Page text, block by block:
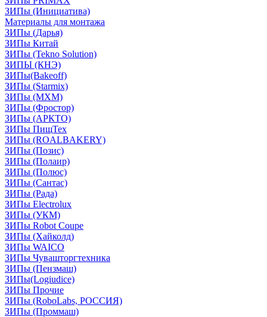
ЗИПы (Инициатива)
Материалы для монтажа
ЗИПы (Дарья)
ЗИПы Китай
ЗИПы (Tekno Solution)
ЗИПЫ (КНЭ)
ЗИПы(Bakeoff)
ЗИПы (Starmix)
ЗИПы (МХМ)
ЗИПы (Фростор)
ЗИПы (АРКТО)
ЗИПы ПищТех
ЗИПы (ROALBAKERY)
ЗИПы (Позис)
ЗИПы (Полаир)
ЗИПы (Полюс)
ЗИПы (Сантас)
ЗИПы (Рада)
ЗИПы Electrolux
ЗИПы (УКМ)
ЗИПы Robot Coupe
ЗИПы (Хайколд)
ЗИПы WAICO
ЗИПы Чувашторгтехника
ЗИПы (Пензмаш)
ЗИПы(Logiudice)
ЗИПы Прочие
ЗИПы (RoboLabs, РОССИЯ)
ЗИПы (Проммаш)